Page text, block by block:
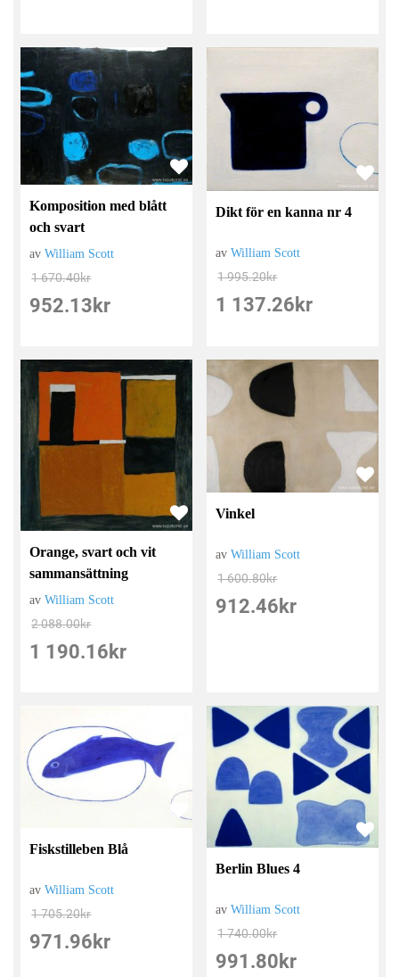
Komposition med blått
och svart
avWilliam Scott
1 670.40kr
952.13 kr
Dikt för en kanna nr 4
avWilliam Scott
1 995.20kr
1 137.26 kr
Orange, svart och vit
sammansättning
avWilliam Scott
2 088.00kr
1 190.16 kr
Vinkel
avWilliam Scott
1 600.80kr
912.46 kr
Fiskstilleben Blå
avWilliam Scott
1 705.20kr
971.96 kr
Berlin Blues 4
avWilliam Scott
1 740.00kr
991.80 kr